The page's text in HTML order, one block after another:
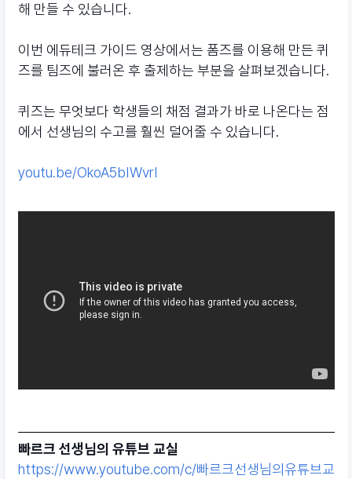
해 만들 수 있습니다.
이번 에듀테크 가이드 영상에서는 폼즈를 이용해 만든 퀴
즈를 팀즈에 불러온 후 출제하는 부분을 살펴보겠습니다.
퀴즈는 무엇보다 학생들의 채점 결과가 바로 나온다는 점
에서 선생님의 수고를 훨씬 덜어줄 수 있습니다.
youtu.be/OkoA5bIWvrI
빠르크 선생님의 유튜브 교실
https://www.youtube.com/c/빠르크선생님의유튜브교